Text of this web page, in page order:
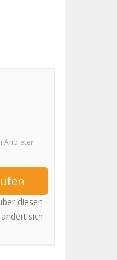
Anbieter
diesen
sich